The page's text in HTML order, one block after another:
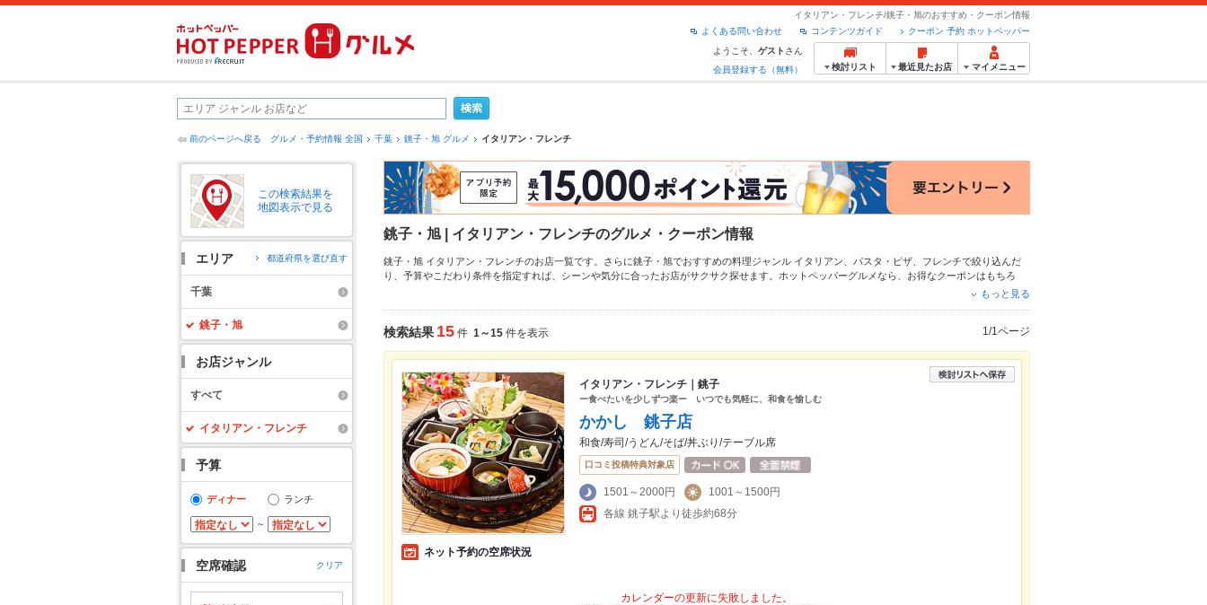
イタリアン・フレンチ/銚子・旭のおすすめ・クーポン情報
クーポン 予約 ホットペッパー
コンテンツガイド
よくある問い合わせ
ようこそ、 ゲスト さん
会員登録する（無料）
検討リスト 最近見たお店 マイメニュー
前のページへ戻る グルメ・予約情報 全国 千葉 銚子・旭 グルメ イタリアン・フレンチ
この検索結果を
地図表示で見る
エリア 都道府県を選び直す
千葉
銚子・旭
お店ジャンル
すべて
イタリアン・フレンチ
予算
ディナー ランチ
～
空席確認 クリア
銚子・旭 | イタリアン・フレンチのグルメ・クーポン情報
銚子・旭 イタリアン・フレンチのお店一覧です。さらに銚子・旭でおすすめの料理ジャンル イタリアン パスタ・ピザ フレンチで絞り込んだ
り、予算やこだわり条件を指定すれば、シーンや気分に合ったお店がサクサク探せます。ホットペッパーグルメなら、お得なクーポンはもちろ
や季節のおすすめ料理など、お店の最新情報をご紹介しているので安心！24時間使える簡単便利なネット予約が使える
もっと見る
検索結果 15 件 1～15 件を表示 1/1ページ
イタリアン・フレンチ｜銚子
ー食べたいを少しずつ楽ー いつでも気軽に、和食を愉しむ
かかし 銚子店
和食/寿司/うどん/そば/丼ぶり/テーブル席
口コミ投稿特典対象店
1501～2000円
1001～1500円
各線 銚子駅より徒歩約68分
ネット予約の空席状況
カレンダーの更新に失敗しました。